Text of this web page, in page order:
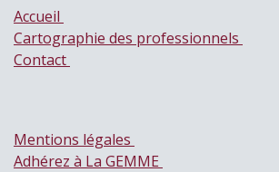
Accueil
Cartographie des professionnels
Contact
Mentions légales
Adhérez à La GEMME